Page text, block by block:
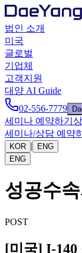
법인 소개
미국
글로벌
기업체
고객지원
대양 AI Guide
02-556-7779
세미나 예약하기
세미나/상담 예약
KOR |
ENG
ENG
성공수
POST
[미국] I-